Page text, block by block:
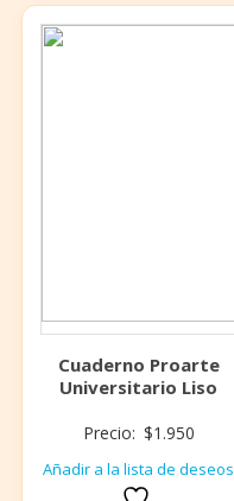
Cuaderno Proarte
Universitario Liso
Precio: $1.950
Añadir a la lista de deseos